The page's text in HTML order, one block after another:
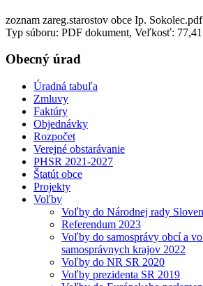
zoznam zareg.starostov obce Ip. Sokolec.pdf
Typ súboru: PDF dokument, Veľkosť:
Obecný úrad
Úradná tabuľa
Zmluvy
Faktúry
Objednávky
Rozpočet
Verejné obstarávanie
PHSR 2021-2027
Štatút obce
Projekty
Voľby
Voľby do Národnej rady
Referendum 2023
Voľby do samosprávy obcí a
samosprávnych krajov 2022
Voľby do NR SR 2020
Voľby prezidenta SR 2019